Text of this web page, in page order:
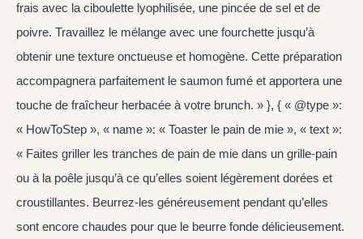
frais avec la ciboulette lyophilisée, une pincée de sel et de
poivre. Travaillez le mélange avec une fourchette jusqu’à
obtenir une texture onctueuse et homogène. Cette préparation
accompagnera parfaitement le saumon fumé et apportera une
touche de fraîcheur herbacée à votre brunch. » }, { « @type »:
« HowToStep », « name »: « Toaster le pain de mie », « text »:
« Faites griller les tranches de pain de mie dans un grille-pain
ou à la poêle jusqu’à ce qu’elles soient légèrement dorées et
croustillantes. Beurrez-les généreusement pendant qu’elles
sont encore chaudes pour que le beurre fonde délicieusement.